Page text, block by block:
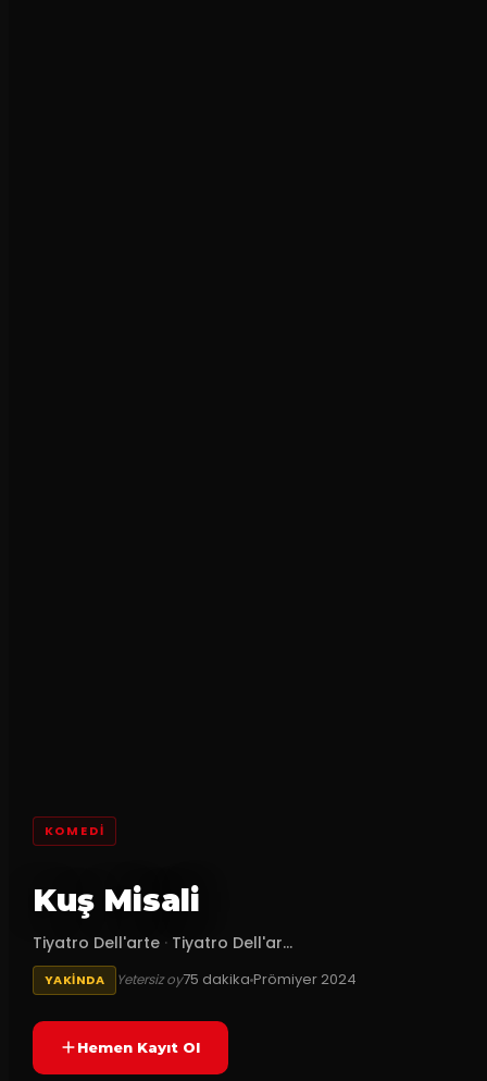
KOMEDI
Kuş Misali
Tiyatro Dell'arte · Tiyatro Dell'ar...
YAKINDA Yetersiz oy75 dakikaPrömiyer 2024
Hemen Kayıt Ol